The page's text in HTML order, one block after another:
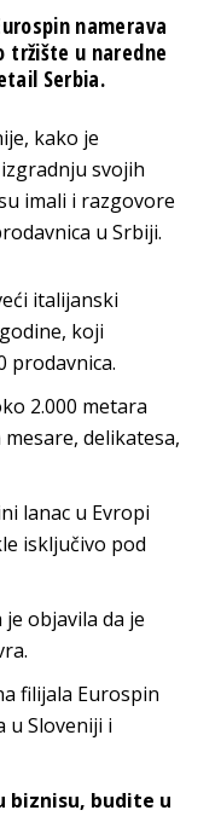
namerava
tržište u naredne
Serbia.
kako je
svojih
imali i razgovore
u Srbiji.
italijanski
koji
prodavnica.
2.000 metara
delikatesa,
lanac u Evropi
isključivo pod
objavila da je
filijala Eurospin
u Sloveniji i
biznisu, budite u